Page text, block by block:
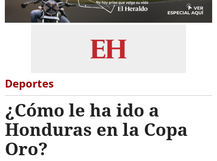
Deportes
¿Cómo le ha ido a
Honduras en la Copa
Oro?